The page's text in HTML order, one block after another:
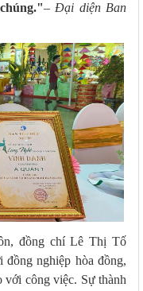
– Đại diện Ban
đồng chí Lê Thị Tố
nghiệp hòa đồng,
với công việc. Sự thành